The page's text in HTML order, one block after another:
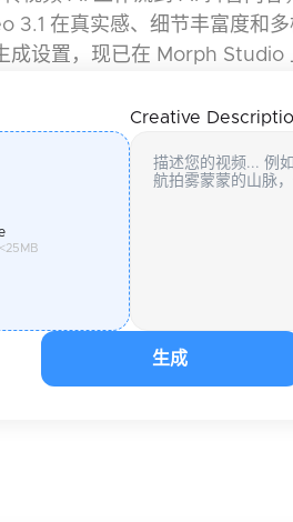
3.1 在真实感、细节丰富度和
成设置，现已在 Morph Studio
Creative
生成